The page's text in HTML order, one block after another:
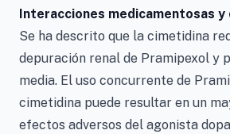
Interacciones medicamentosas
Se ha descrito que la cimetidina
depuración renal de Pramipexol y
media. El uso concurrente de
cimetidina puede resultar en un
efectos adversos del agonista